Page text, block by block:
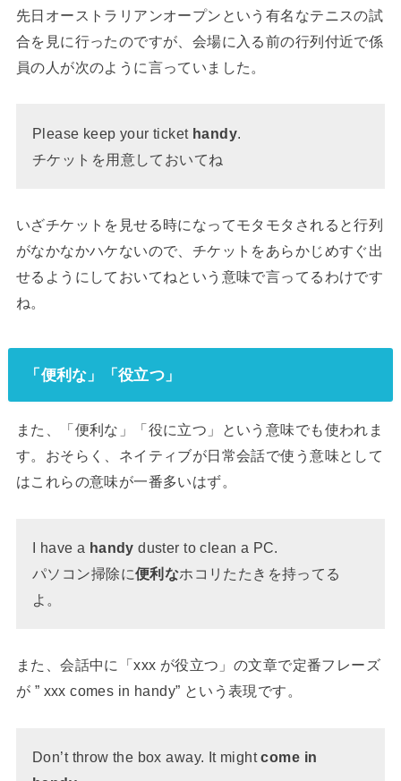
先日オーストラリアンオープンという有名なテニスの試
合を見に行ったのですが、会場に入る前の行列付近で係
員の人が次のように言っていました。
Please keep your ticket handy.
チケットを用意しておいてね
いざチケットを見せる時になってモタモタされると行列
がなかなかハケないので、チケットをあらかじめすぐ出
せるようにしておいてねという意味で言ってるわけです
ね。
「便利な」「役立つ」
また、「便利な」「役に立つ」という意味でも使われま
す。おそらく、ネイティブが日常会話で使う意味として
はこれらの意味が一番多いはず。
I have a handy duster to clean a PC.
パソコン掃除に便利なホコリたたきを持ってる
よ。
また、会話中に「xxx が役立つ」の文章で定番フレーズ
が ” xxx comes in handy” という表現です。
Don’t throw the box away. It mightcome in